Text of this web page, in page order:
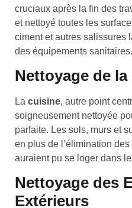
cruciaux après la fin des
et nettoyé toutes les
ciment et autres salissures
des équipements sanitaires.
Nettoyage de
La cuisine, autre point
soigneusement nettoyée
parfaite. Les sols, murs et
en plus de l’élimination
auraient pu se loger dans
Nettoyage des
Extérieurs